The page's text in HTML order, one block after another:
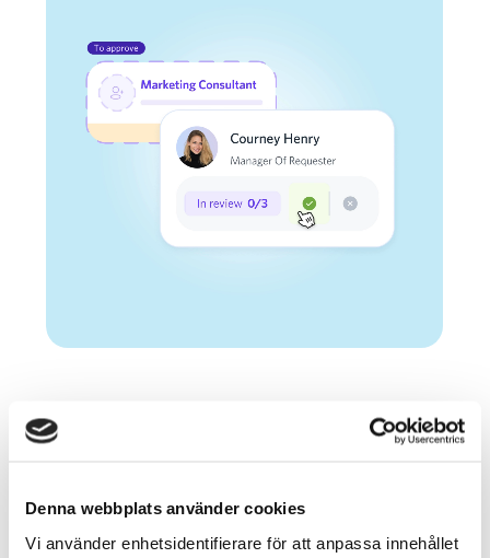
Denna webbplats använder cookies
Vi använder enhetsidentifierare för att anpassa innehållet
och chefspanel